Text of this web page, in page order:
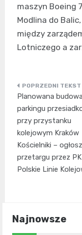
maszyn Boeing
Modlina do
między
Lotniczego a
Nawigacja
wpisu
Planowana budowa
parkingu
przy przystanku
kolejowym Kraków
Kościelniki –
przetargu przez
Polskie Linie
Najnowsze